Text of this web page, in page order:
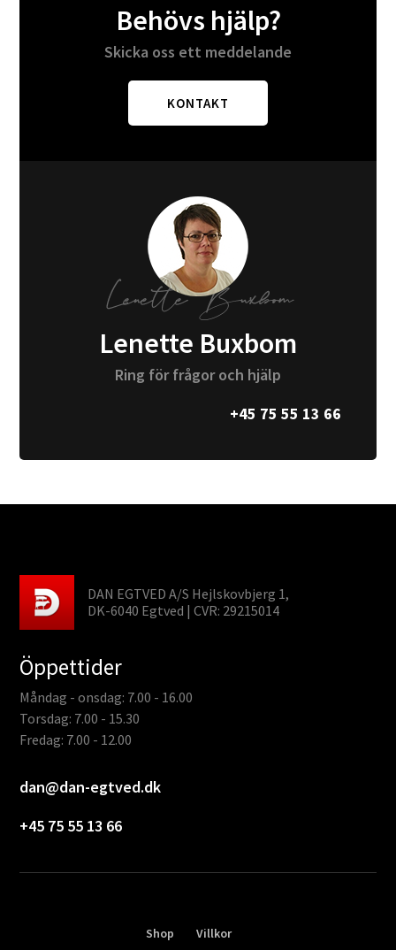
Behövs hjälp?
Skicka oss ett meddelande
KONTAKT
Lenette Buxbom
Ring för frågor och hjälp
+45 75 55 13 66
DAN EGTVED A/S Hejlskovbjerg 1,
DK-6040 Egtved | CVR: 29215014
Öppettider
Måndag - onsdag: 7.00 - 16.00
Torsdag: 7.00 - 15.30
Fredag: 7.00 - 12.00
dan@dan-egtved.dk
+45 75 55 13 66
Shop
Villkor